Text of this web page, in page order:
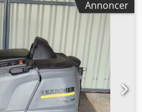
Annoncer